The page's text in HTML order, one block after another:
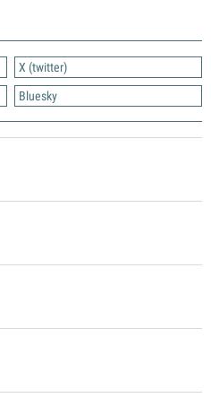
X (twitter)
Bluesky